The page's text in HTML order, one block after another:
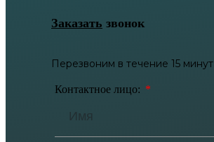
Контактное лицо:
Перезвоним в течение 15 минут
Заказать звонок